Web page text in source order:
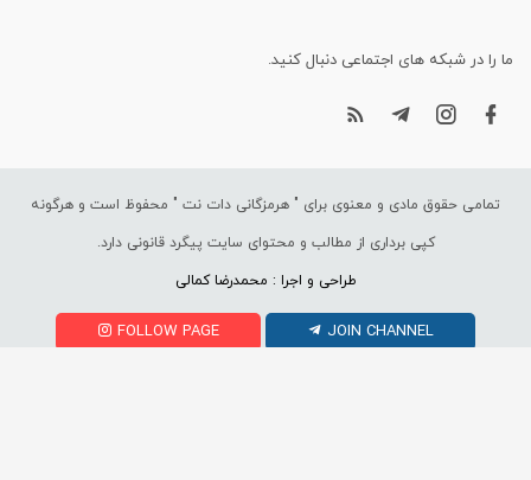
ما را در شبکه های اجتماعی دنبال کنید.
تمامی حقوق مادی و معنوی برای " هرمزگانی دات نت " محفوظ است و هرگونه
کپی برداری از مطالب و محتوای سایت پیگرد قانونی دارد.
طراحی و اجرا : محمدرضا کمالی
FOLLOW PAGE JOIN CHANNEL